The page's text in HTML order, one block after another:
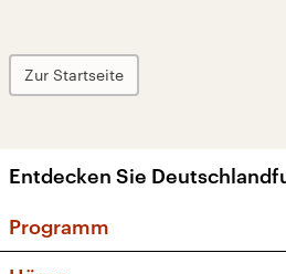
Zur Startseite
Entdecken Sie
Programm